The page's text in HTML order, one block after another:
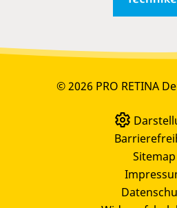
© 2026 PRO RETINA
Sitemap